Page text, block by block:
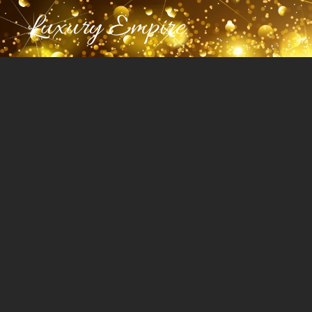
Luxury Empire